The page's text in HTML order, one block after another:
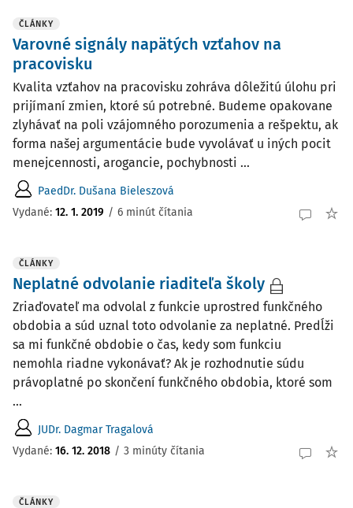
ČLÁNKY
Varovné signály napätých vzťahov na
pracovisku
Kvalita vzťahov na pracovisku zohráva dôležitú úlohu pri
prijímaní zmien, ktoré sú potrebné. Budeme opakovane
zlyhávať na poli vzájomného porozumenia a rešpektu, ak
forma našej argumentácie bude vyvolávať u iných pocit
menejcennosti, arogancie, pochybnosti ...
PaedDr. Dušana Bieleszová
Vydané: 12. 1. 2019 / 6 minút čítania
ČLÁNKY
Neplatné odvolanie riaditeľa školy
Zriaďovateľ ma odvolal z funkcie uprostred funkčného
obdobia a súd uznal toto odvolanie za neplatné. Predĺži
sa mi funkčné obdobie o čas, kedy som funkciu
nemohla riadne vykonávať? Ak je rozhodnutie súdu
právoplatné po skončení funkčného obdobia, ktoré som
...
JUDr. Dagmar Tragalová
Vydané: 16. 12. 2018 / 3 minúty čítania
ČLÁNKY